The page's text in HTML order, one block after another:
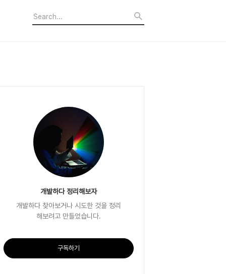
개발하다 정리해보자
개발하다 찾아보거나 시도한 것을 정리
해보려고 만들었습니다.
구독하기